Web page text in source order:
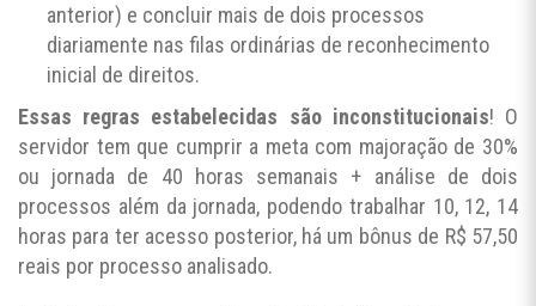
anterior) e concluir mais de dois processos
diariamente nas filas ordinárias de reconhecimento
inicial de direitos.
Essas regras estabelecidas são inconstitucionais! O
servidor tem que cumprir a meta com majoração de 30%
ou jornada de 40 horas semanais + análise de dois
processos além da jornada, podendo trabalhar 10, 12, 14
horas para ter acesso posterior, há um bônus de R$ 57,50
reais por processo analisado.